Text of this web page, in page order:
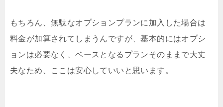
もちろん、無駄なオプションプランに加入した場合は
料金が加算されてしまうんですが、基本的にはオプシ
ョンは必要なく、ベースとなるプランそのままで大丈
夫なため、ここは安心していいと思います。